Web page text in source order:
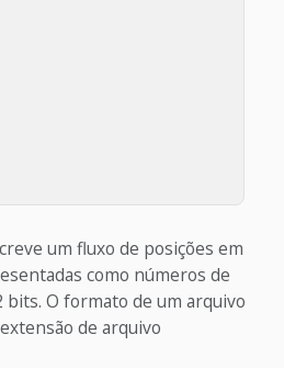
um fluxo de posições em
como números de
O formato de um arquivo
de arquivo